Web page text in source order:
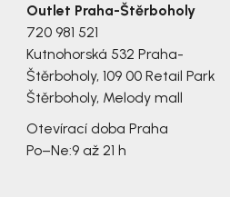
Outlet Praha-Štěrboholy
720 981 521
Kutnohorská 532 Praha-
Štěrboholy, 109 00 Retail Park
Štěrboholy, Melody mall
Otevírací doba Praha
Po–Ne:9 až 21 h